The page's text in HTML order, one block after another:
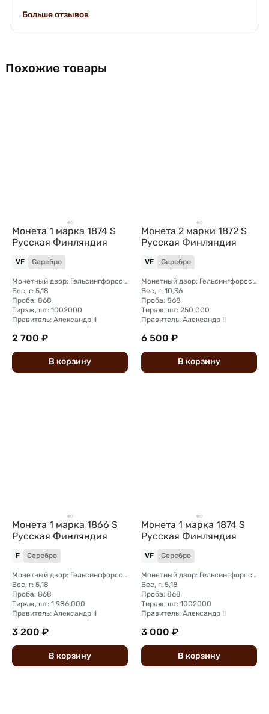
Больше отзывов
Похожие товары
Монета 1 марка 1874 S
Русская Финляндия
VF Серебро
Монетный двор: Гельсингфорсский монетный двор (Финляндия)
Вес, г: 5,18
Проба: 868
Тираж, шт: 1002000
Правитель: Александр II
2 700 ₽
В корзину
Монета 2 марки 1872 S
Русская Финляндия
VF Серебро
Монетный двор: Гельсингфорсский монетный двор (Финляндия)
Вес, г: 10,36
Проба: 868
Тираж, шт: 250 000
Правитель: Александр II
6 500 ₽
В корзину
Монета 1 марка 1866 S
Русская Финляндия
F Серебро
Монетный двор: Гельсингфорсский монетный двор (Финляндия)
Вес, г: 5,18
Проба: 868
Тираж, шт: 1 986 000
Правитель: Александр II
3 200 ₽
В корзину
Монета 1 марка 1874 S
Русская Финляндия
VF Серебро
Монетный двор: Гельсингфорсский монетный двор (Финляндия)
Вес, г: 5,18
Проба: 868
Тираж, шт: 1002000
Правитель: Александр II
3 000 ₽
В корзину